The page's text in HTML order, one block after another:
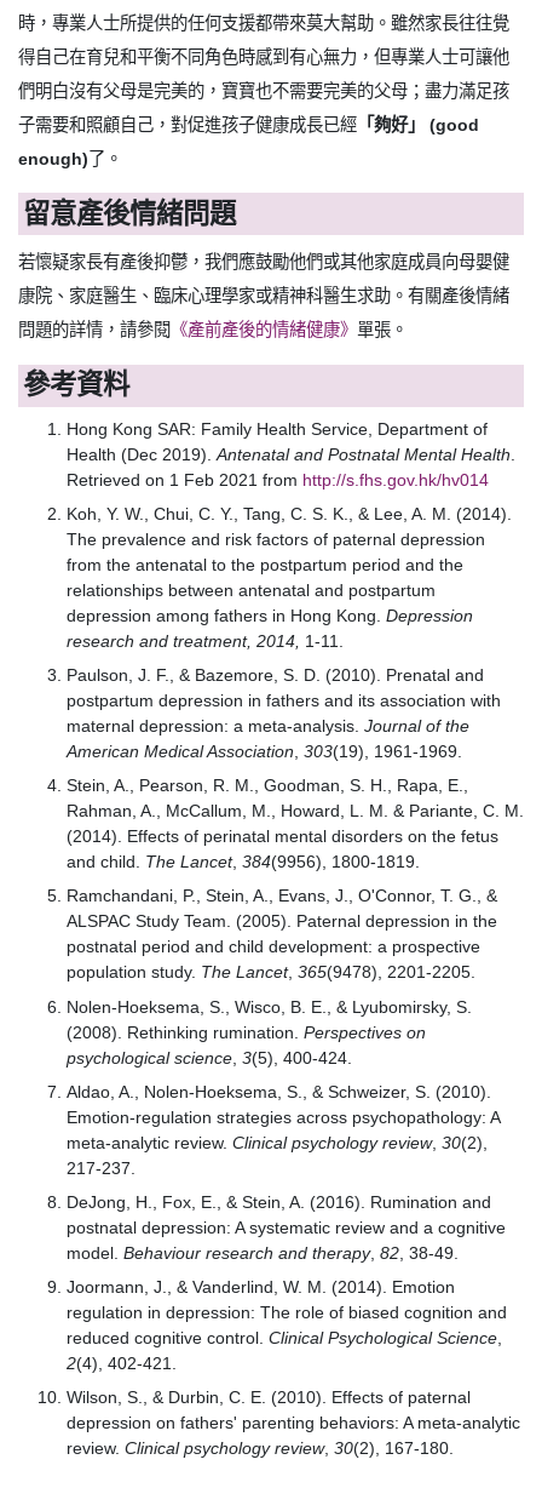
時，專業人士所提供的任何支援都帶來莫大幫助。雖然家長往往覺
得自己在育兒和平衡不同角色時感到有心無力，但專業人士可讓他
們明白沒有父母是完美的，寶寶也不需要完美的父母；盡力滿足孩
子需要和照顧自己，對促進孩子健康成長已經 「夠好」
(good
enough) 了。
留意產後情緒問題
若懷疑家長有產後抑鬱，我們應鼓勵他們或其他家庭成員向母嬰健
康院、家庭醫生、臨床心理學家或精神科醫生求助。有關產後情緒
問題的詳情，請參閱 《產前產後的情緒健康》 單張。
參考資料
Hong Kong SAR: Family Health Service, Department of
Health (Dec 2019). Antenatal and Postnatal Mental Health
Retrieved on 1 Feb 2021 from http://s.fhs.gov.hk/hv014
Koh, Y. W., Chui, C. Y., Tang, C. S. K., & Lee, A. M. (2014).
The prevalence and risk factors of paternal depression
from the antenatal to the postpartum period and the
relationships between antenatal and postpartum
depression among fathers in Hong Kong. Depression
research and treatment, 2014, 1-11.
Paulson, J. F., & Bazemore, S. D. (2010). Prenatal and
postpartum depression in fathers and its association with
maternal depression: a meta-analysis. Journal of the
American Medical Association 303(19), 1961-1969.
Stein, A., Pearson, R. M., Goodman, S. H., Rapa, E.,
Rahman, A., McCallum, M., Howard, L. M. & Pariante, C. M.
(2014). Effects of perinatal mental disorders on the fetus
and child. The Lancet, 384(9956), 1800-1819.
Ramchandani, P., Stein, A., Evans, J., O'Connor, T. G., &
ALSPAC Study Team. (2005). Paternal depression in the
postnatal period and child development: a prospective
population study. The Lancet, 365(9478), 2201-2205.
Nolen-Hoeksema, S., Wisco, B. E., & Lyubomirsky, S.
(2008). Rethinking rumination. Perspectives on
psychological science 3(5), 400-424.
Aldao, A., Nolen-Hoeksema, S., & Schweizer, S. (2010).
Emotion-regulation strategies across psychopathology: A
meta-analytic review. Clinical psychology review, 30(2),
217-237.
DeJong, H., Fox, E., & Stein, A. (2016). Rumination and
postnatal depression: A systematic review and a cognitive
model. Behaviour research and therapy, 82 , 38-49.
Joormann, J., & Vanderlind, W. M. (2014). Emotion
regulation in depression: The role of biased cognition and
reduced cognitive control. Clinical Psychological Science
2(4), 402-421.
Wilson, S., & Durbin, C. E. (2010). Effects of paternal
depression on fathers' parenting behaviors: A meta-analytic
review. Clinical psychology review, 30(2), 167-180.